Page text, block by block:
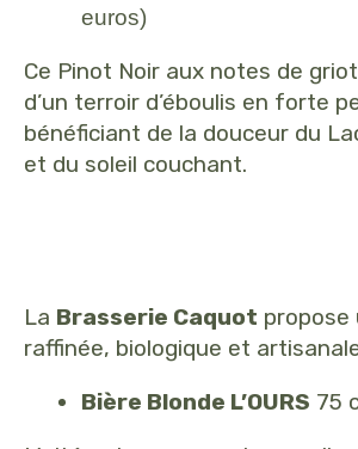
euros)
Ce Pinot Noir aux notes de
d’un terroir d’éboulis en forte
bénéficiant de la douceur du
et du soleil couchant.
La Brasserie Caquot propose
raffinée, biologique et
Bière Blonde L’OURS 75